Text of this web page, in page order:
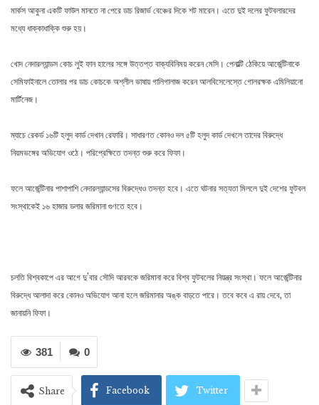
মার্কস আকুনা একটি ফাউল মানতে না পেরে ডাচ রিজার্ভ বেঞ্চের দিকে শট মারেন। এতে দুই দলের ফুটবলারদের
মধ্যে ধাক্কাধাক্কি শুরু হয়।
খোদ নেদারল্যান্ডস কোচ লুই ফান হালের সঙ্গে উত্তপ্ত বাক্যবিনিময় করেন মেসি। পেনাল্টি ঠেকিয়ে আর্জেন্টিনাকে
সেমিফাইনালে তোলার পর ডাচ কোচকে অশ্লীল ভাষায় গালিগালাজ করেন আলবিসেলেস্তে গোলরক্ষক এমিলিয়ানো
মার্টিনেজ।
ম্যাচে রেকর্ড ১৬টি হলুদ কার্ড দেখান রেফারি। সাধারণত কোনও দল ৫টি হলুদ কার্ড দেখলে তাদের বিরুদ্ধে
নিয়মভঙ্গের অভিযোগ ওঠে। পরিপ্রেক্ষিতে তদন্ত শুরু করে ফিফা।
ফলে আর্জেন্টিনার পাশাপাশি নেদারল্যান্ডসের বিরুদ্ধেও তদন্ত হবে। এতে ঘটনার সত্যতা মিললে দুই দেশের ফুটবল
সংস্থাকেই ১৬ হাজার ডলার জরিমানা গুণতে হবে।
চলতি বিশ্বকাপে এর আগে দু’বার সৌদি আরবকে জরিমানা করে বিশ্ব ফুটবলের নিয়ন্ত্র সংস্থা। ফলে আর্জেন্টিনার
বিরুদ্ধে আলাদা করে কোনও অভিযোগ আনা হলে জরিমানার অঙ্ক বাড়তে পারে। তবে কবে এ রায় দেবে, তা
জানায়নি ফিফা।
0
381
Share Facebook Twitter